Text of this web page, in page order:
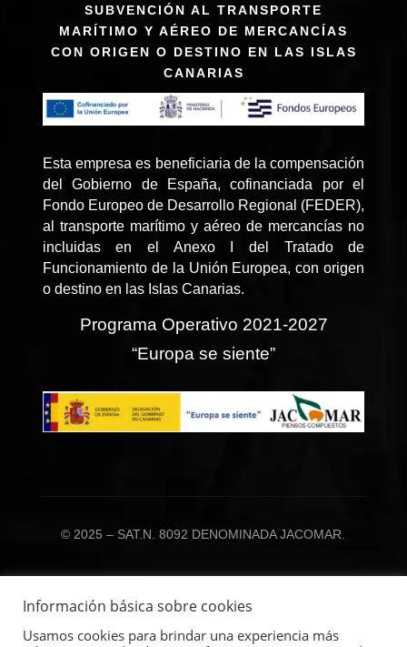
SUBVENCIÓN AL TRANSPORTE
MARÍTIMO Y AÉREO DE MERCANCÍAS
CON ORIGEN O DESTINO EN LAS ISLAS
CANARIAS
Esta empresa es beneficiaria de la compensación
del Gobierno de España, cofinanciada por el
Fondo Europeo de Desarrollo Regional (FEDER),
al transporte marítimo y aéreo de mercancías no
incluidas en el Anexo I del Tratado de
Funcionamiento de la Unión Europea, con origen
o destino en las Islas Canarias.
Programa Operativo 2021-2027
“Europa se siente”
© 2025 – SAT.N. 8092 DENOMINADA JACOMAR.
Información básica sobre cookies
Usamos cookies para brindar una experiencia más